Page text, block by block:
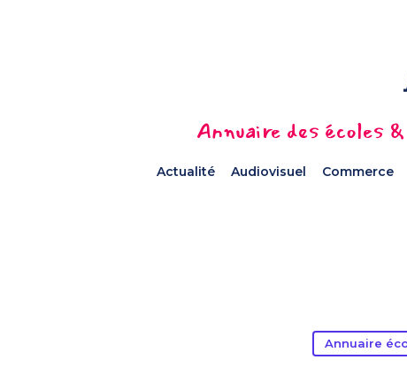
Annuaire des écoles
Actualité Audiovisuel Commerce
Annuaire